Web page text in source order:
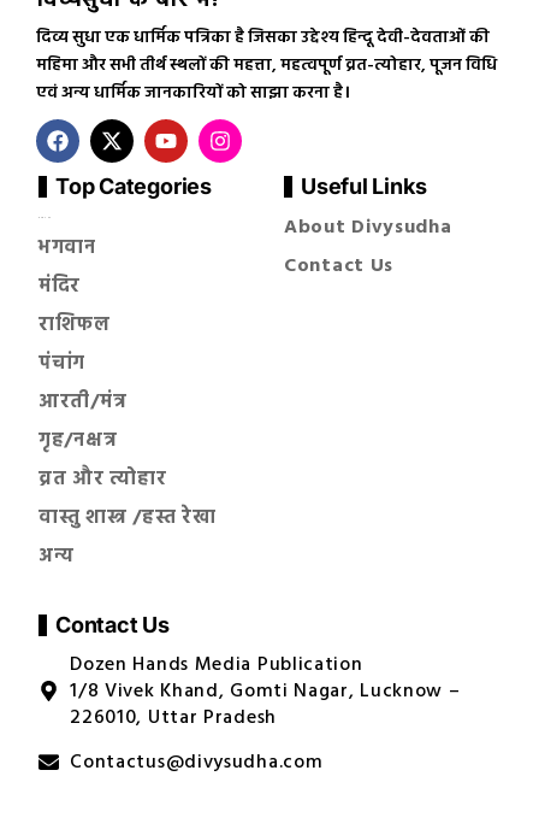
दिव्य सुधा एक धार्मिक पत्रिका है जिसका उद्देश्य हिन्दू देवी-देवताओं की
महिमा और सभी तीर्थ स्थलों की महत्ता, महत्वपूर्ण व्रत-त्योहार, पूजन विधि
एवं अन्य धार्मिक जानकारियों को साझा करना है।
Top Categories
भगवान
मंदिर
राशिफल
पंचांग
आरती/मंत्र
गृह/नक्षत्र
व्रत और त्योहार
वास्तु शास्त्र /हस्त रेखा
अन्य
Useful Links
About Divysudha
Contact Us
Contact Us
Dozen Hands Media Publication
1/8 Vivek Khand, Gomti Nagar, Lucknow –
226010, Uttar Pradesh
Contactus@divysudha.com